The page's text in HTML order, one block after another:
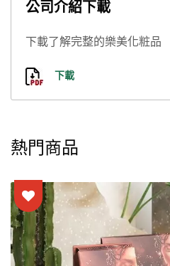
公司介紹下載
下載了解完整的樂美化粧品
下載
熱門商品